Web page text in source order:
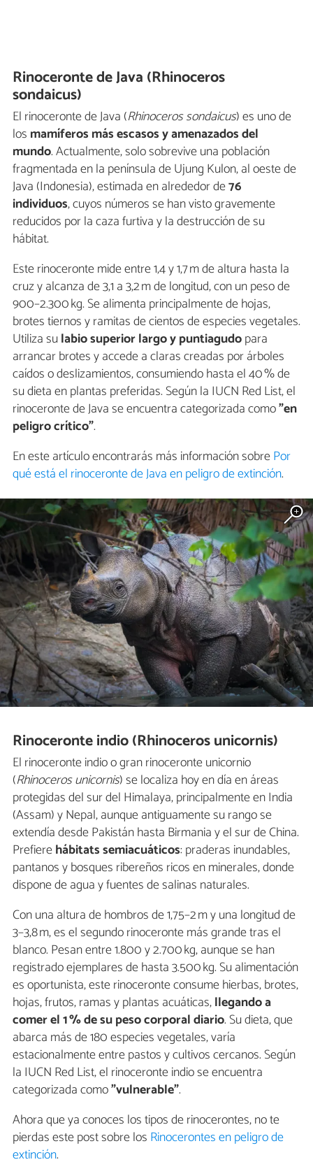
Rinoceronte de Java (Rhinoceros
sondaicus)
El rinoceronte de Java (Rhinoceros sondaicus) es uno de
los mamíferos más escasos y amenazados del
mundo. Actualmente, solo sobrevive una población
fragmentada en la península de Ujung Kulon, al oeste de
Java (Indonesia), estimada en alrededor de76
individuos, cuyos números se han visto gravemente
reducidos por la caza furtiva y la destrucción de su
hábitat.
Este rinoceronte mide entre 1,4 y 1,7 m de altura hasta la
cruz y alcanza de 3,1 a 3,2 m de longitud, con un peso de
900–2.300 kg. Se alimenta principalmente de hojas,
brotes tiernos y ramitas de cientos de especies vegetales.
Utiliza sulabio superior largo y puntiagudopara
arrancar brotes y accede a claras creadas por árboles
caídos o deslizamientos, consumiendo hasta el 40 % de
su dieta en plantas preferidas. Según la IUCN Red List, el
rinoceronte de Java se encuentra categorizada como"en
peligro crítico".
En este artículo encontrarás más información sobrePor
qué está el rinoceronte de Java en peligro de extinción.
Rinoceronte indio (Rhinoceros unicornis)
El rinoceronte indio o gran rinoceronte unicornio
(Rhinoceros unicornis) se localiza hoy en día en áreas
protegidas del sur del Himalaya, principalmente en India
(Assam) y Nepal, aunque antiguamente su rango se
extendía desde Pakistán hasta Birmania y el sur de China.
Prefierehábitats semiacuáticos: praderas inundables,
pantanos y bosques ribereños ricos en minerales, donde
dispone de agua y fuentes de salinas naturales.
Con una altura de hombros de 1,75–2 m y una longitud de
3–3,8 m, es el segundo rinoceronte más grande tras el
blanco. Pesan entre 1.800 y 2.700 kg, aunque se han
registrado ejemplares de hasta 3.500 kg. Su alimentación
es oportunista, este rinoceronte consume hierbas, brotes,
hojas, frutos, ramas y plantas acuáticas,llegando a
comer el1 % de su peso corporal diario. Su dieta, que
abarca más de 180 especies vegetales, varía
estacionalmente entre pastos y cultivos cercanos. Según
la IUCN Red List, el rinoceronte indio se encuentra
categorizada como"vulnerable".
Ahora que ya conoces los tipos de rinocerontes, no te
pierdas este post sobre los Rinocerontes en peligro de
extinción.